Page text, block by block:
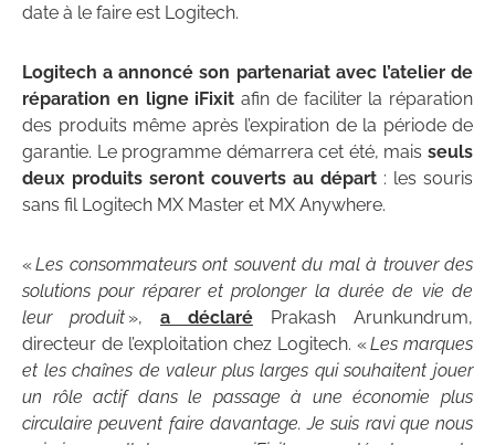
date à le faire est Logitech.
Logitech a annoncé son partenariat avec l’atelier de
réparation en ligne iFixit afin de faciliter la réparation
des produits même après l’expiration de la période de
garantie. Le programme démarrera cet été, mais seuls
deux produits seront couverts au départ : les souris
sans fil Logitech MX Master et MX Anywhere.
«Les consommateurs ont souvent du mal à trouver des
solutions pour réparer et prolonger la durée de vie de
leur produit », a déclaré Prakash Arunkundrum,
directeur de l’exploitation chez Logitech. «Les marques
et les chaînes de valeur plus larges qui souhaitent jouer
un rôle actif dans le passage à une économie plus
circulaire peuvent faire davantage. Je suis ravi que nous